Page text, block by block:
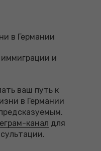
в Германии
и
ваш путь к
в Германии
канал для